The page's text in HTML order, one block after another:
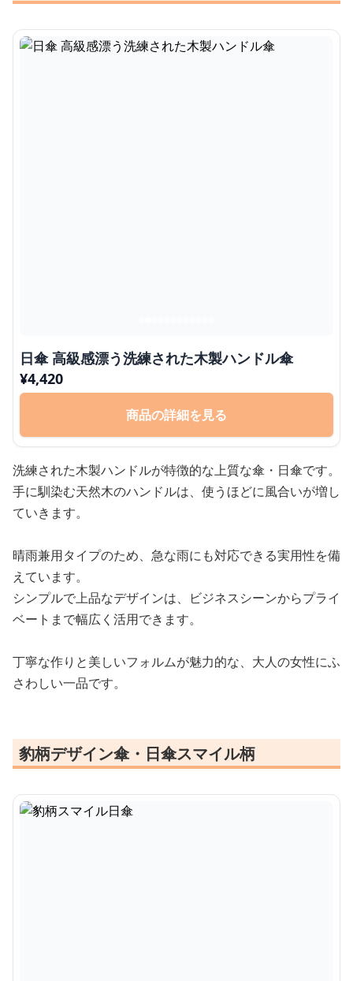
日傘 高級感漂う洗練された木製ハンドル傘
¥4,420
商品の詳細を見る
洗練された木製ハンドルが特徴的な上質な傘・日傘です。
手に馴染む天然木のハンドルは、使うほどに風合いが増し
ていきます。
晴雨兼用タイプのため、急な雨にも対応できる実用性を備
えています。
シンプルで上品なデザインは、ビジネスシーンからプライ
ベートまで幅広く活用できます。
丁寧な作りと美しいフォルムが魅力的な、大人の女性にふ
さわしい一品です。
豹柄デザイン傘・日傘スマイル柄